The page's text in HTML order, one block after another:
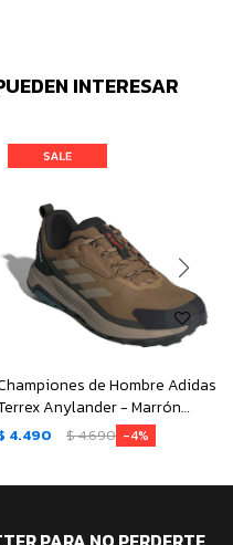
INTERESAR
de Hombre Adidas
Anylander - Marrón
- Negro
4.490 $4.690 4